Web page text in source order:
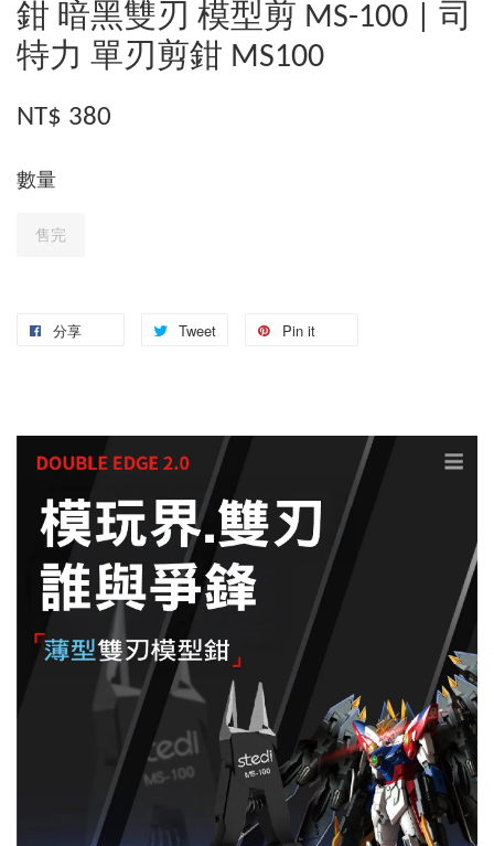
鉗 暗黑雙刃 模型剪 MS-100 | 司
特力 單刃剪鉗 MS100
NT$ 380
數量
售完
分享 Tweet Pin it